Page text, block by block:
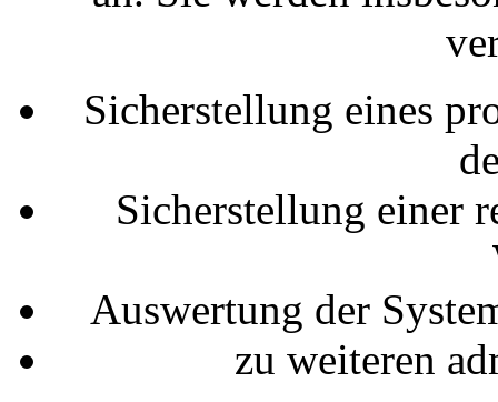
Sicherstellung eines
Sicherstellung einer
Auswertung der
zu weiteren